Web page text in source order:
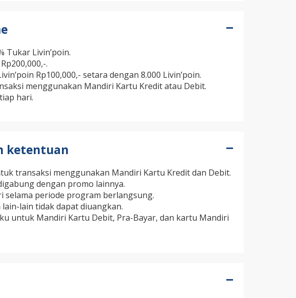
Tukar Livin’poin.
.
Rp100,000,- setara dengan 8.000 Livin’poin.
menggunakan Mandiri Kartu Kredit atau Debit.
hari.
ketentuan
transaksi menggunakan Mandiri Kartu Kredit dan Debit.
dengan promo lainnya.
selama periode program berlangsung.
lain tidak dapat diuangkan.
untuk Mandiri Kartu Debit, Pra-Bayar, dan kartu Mandiri